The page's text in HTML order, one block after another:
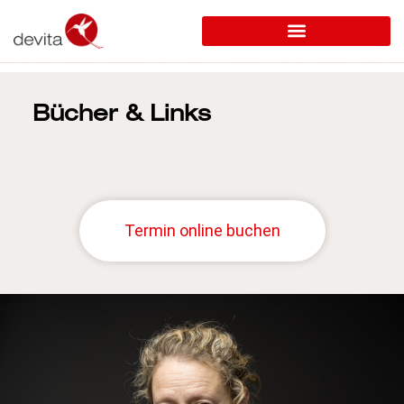
Bücher & Links
Termin online buchen